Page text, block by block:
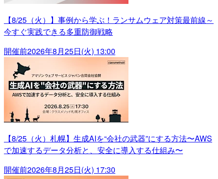
【8/25（火）】事例から学ぶ！ランサムウェア対策最前線～
今すぐ実践できる多重防御戦略
開催前2026年8月25日(火) 13:00
【8/25（火）札幌】生成AIを“会社の武器”にする方法〜AWS
で加速するデータ分析と、安全に導入する仕組み〜
開催前2026年8月25日(火) 17:30